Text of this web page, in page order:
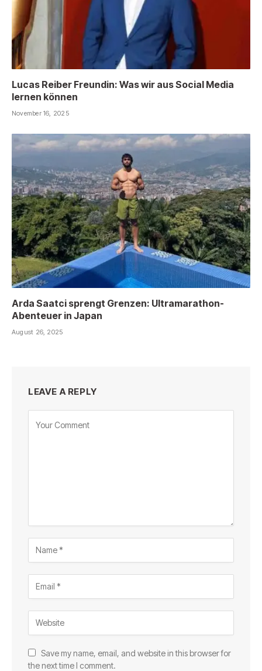
Lucas Reiber Freundin: Was wir aus Social Media
lernen können
November 16, 2025
Arda Saatci sprengt Grenzen: Ultramarathon-
Abenteuer in Japan
August 26, 2025
LEAVE A REPLY
Save my name, email, and website in this browser for
the next time I comment.